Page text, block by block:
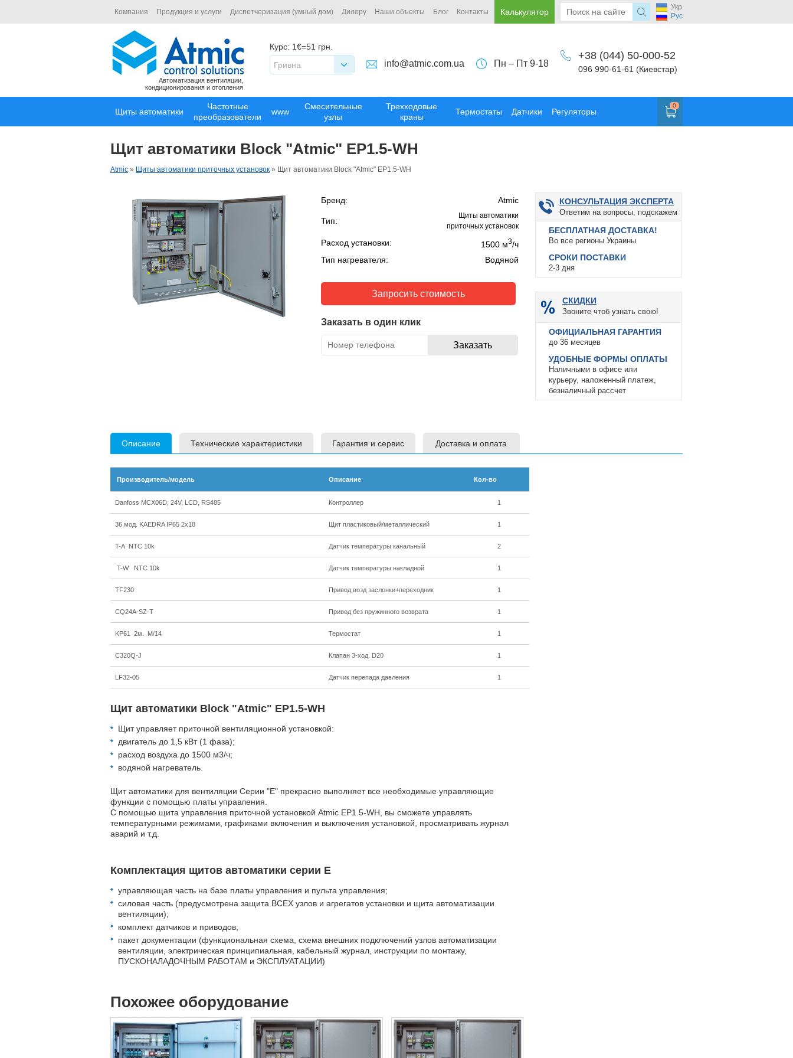
Компания Продукция и услуги Диспетчеризация (умный дом) Дилеру Наши объекты Блог Контакты Калькулятор
Укр
Рус
Автоматизация вентиляции,
кондиционирования и отопления
Курс: 1€=51 грн.
Гривна
info@atmic.com.ua Пн – Пт 9-18
+38 (044) 50-000-52
096 990-61-61 (Киевстар)
Щиты автоматики
Частотные
преобразователи
www
Смесительные
узлы
Трехходовые
краны
Термостаты Датчики Регуляторы
0
Щит автоматики Block "Atmic" EP1.5-WH
Atmic » Щиты автоматики приточных установок » Щит автоматики Block "Atmic" EP1.5-WH
Бренд: Atmic
Тип:
Щиты автоматики
приточных установок
Расход установки: 1500 м3/ч
Тип нагревателя:
Водяной
Запросить стоимость
Заказать в один клик
КОНСУЛЬТАЦИЯ ЭКСПЕРТА
Ответим на вопросы, подскажем
БЕСПЛАТНАЯ ДОСТАВКА!
Во все регионы Украины
СРОКИ ПОСТАВКИ
2-3 дня
СКИДКИ
Звоните чтоб узнать свою!
ОФИЦИАЛЬНАЯ ГАРАНТИЯ
до 36 месяцев
УДОБНЫЕ ФОРМЫ ОПЛАТЫ
Наличными в офисе или
курьеру, наложенный платеж,
безналичный рассчет
Описание Технические характеристики Гарантия и сервис Доставка и оплата
Производитель/модель Описание Кол-во
Danfoss MCX06D, 24V, LCD, RS485 Контроллер 1
36 мод. KAEDRA IP65 2х18 Щит пластиковый/металлический 1
T-A NTC 10k Датчик температуры канальный 2
T-W NTC 10k Датчик температуры накладной 1
TF230 Привод возд заслонки+переходник 1
CQ24A-SZ-T Привод без пружинного возврата 1
KP61 2м. M/14 Термостат 1
C320Q-J Клапан 3-ход. D20 1
LF32-05 Датчик перепада давления 1
Щит автоматики Block "Atmic" EP1.5-WH
Щит управляет приточной вентиляционной установкой:
двигатель до 1,5 кВт (1 фаза);
расход воздуха до 1500 м3/ч;
водяной нагреватель.
Щит автоматики для вентиляции Серии "Е" прекрасно выполняет все необходимые управляющие
функции с помощью платы управления.
С помощью щита управления приточной установкой Atmic EP1.5-WH, вы сможете управлять
температурными режимами, графиками включения и выключения установкой, просматривать журнал
аварий и т.д.
Комплектация щитов автоматики серии Е
управляющая часть на базе платы управления и пульта управления;
силовая часть (предусмотрена защита ВСЕХ узлов и агрегатов установки и щита автоматизации
вентиляции);
комплект датчиков и приводов;
пакет документации (функциональная схема, схема внешних подключений узлов автоматизации
вентиляции, электрическая принципиальная, кабельный журнал, инструкции по монтажу,
ПУСКОНАЛАДОЧНЫМ РАБОТАМ и ЭКСПЛУАТАЦИИ)
Похожее оборудование